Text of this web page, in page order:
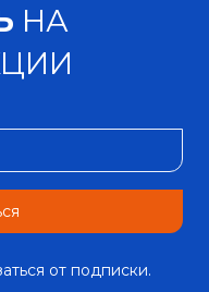
НА
от подписки.